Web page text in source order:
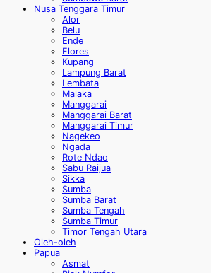
Nusa Tenggara Timur
Alor
Belu
Ende
Flores
Kupang
Lampung Barat
Lembata
Malaka
Manggarai
Manggarai Barat
Manggarai Timur
Nagekeo
Ngada
Rote Ndao
Sabu Raijua
Sikka
Sumba
Sumba Barat
Sumba Tengah
Sumba Timur
Timor Tengah Utara
Oleh-oleh
Papua
Asmat